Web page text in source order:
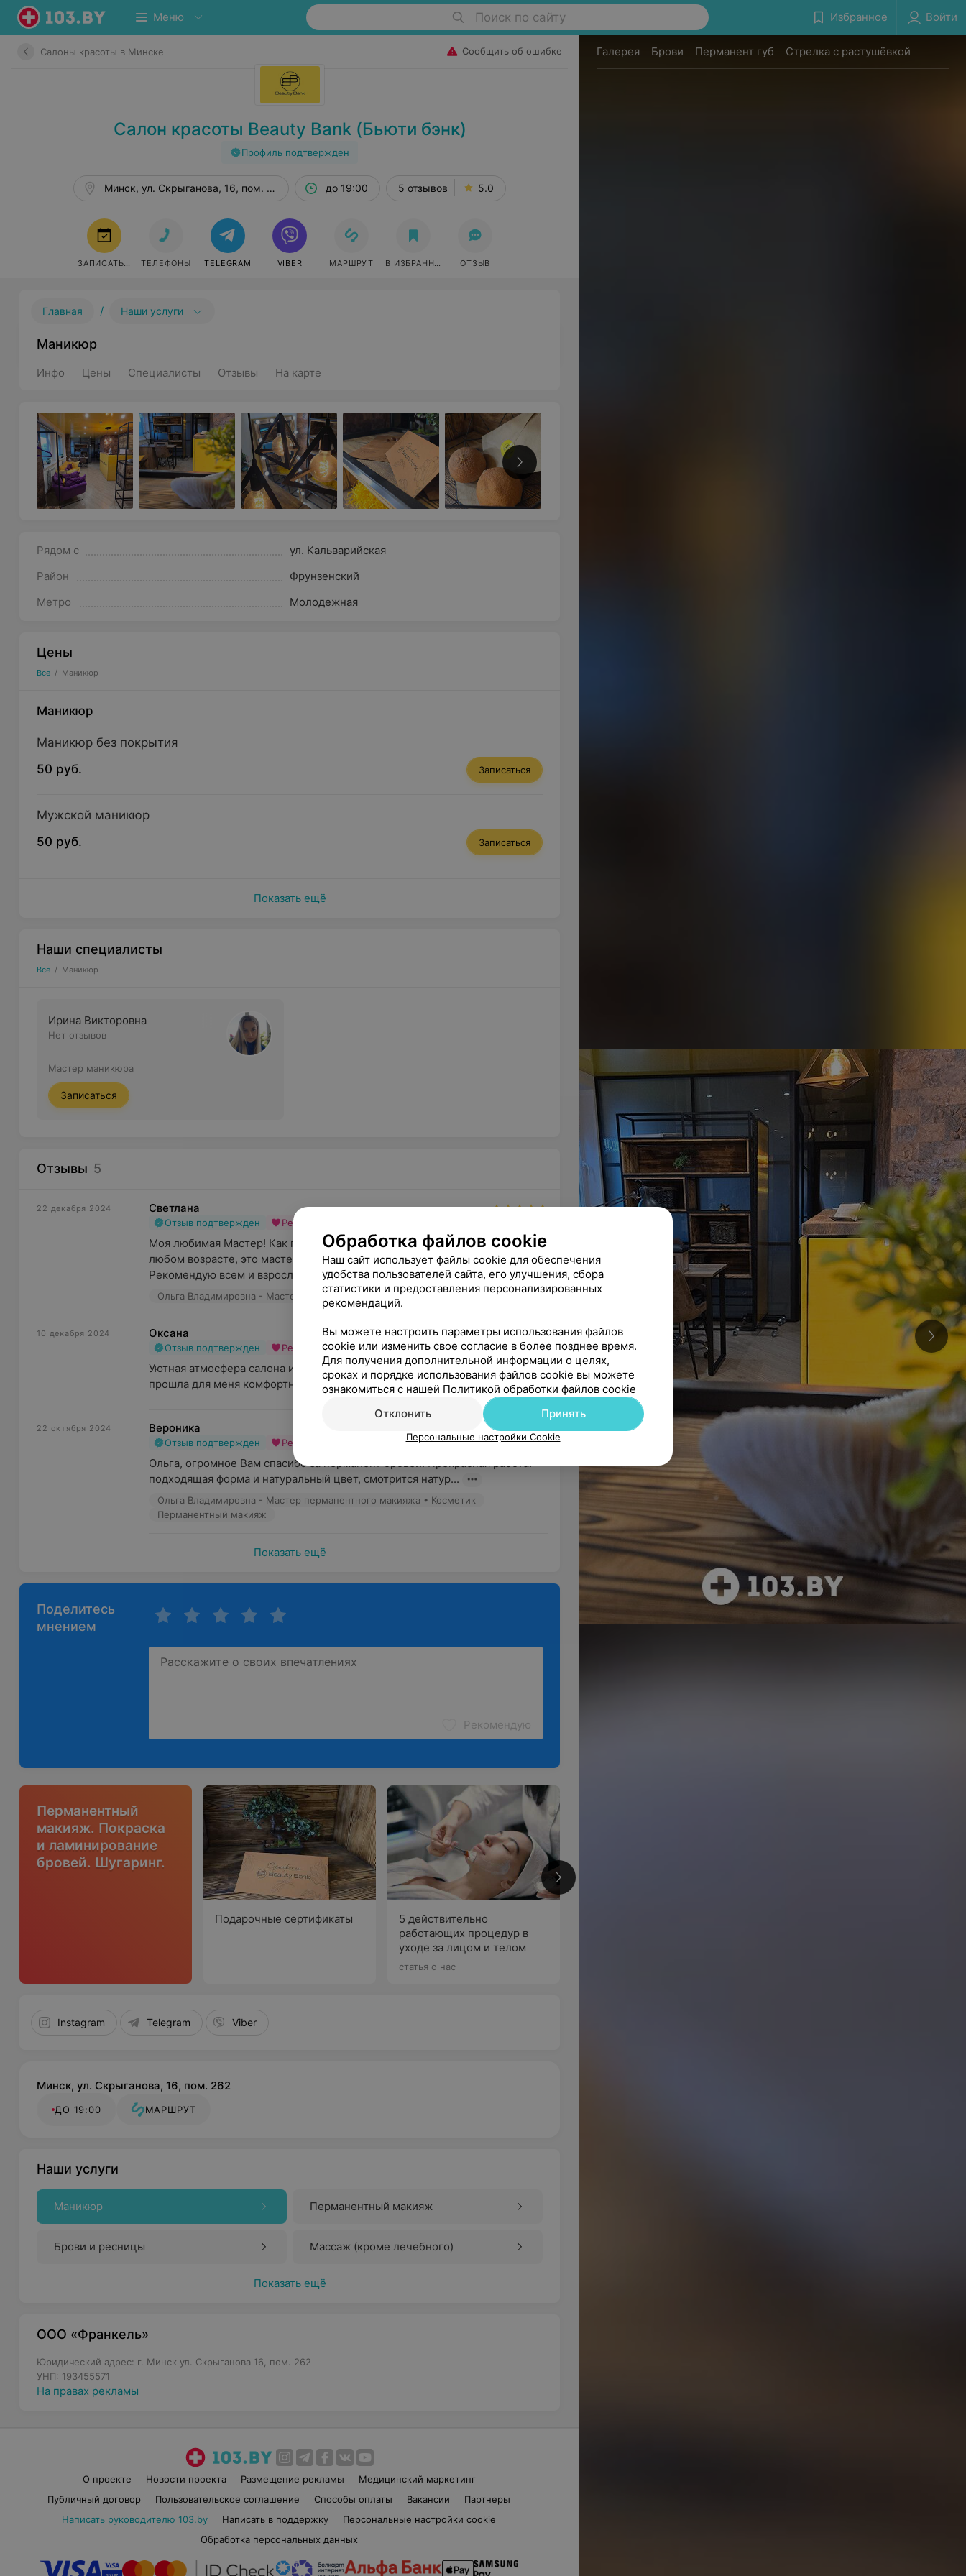
Меню Поиск по сайту Избранное Войти
Салоны красоты в Минске Сообщить об ошибке
Салон красоты Beauty Bank (Бьюти бэнк)
Профиль подтвержден
Минск, ул. Скрыганова, 16, пом. 262 до 19:00 5 отзывов 5.0
ЗАПИСАТЬСЯ ТЕЛЕФОНЫ TELEGRAM VIBER МАРШРУТ В ИЗБРАННОЕ ОТЗЫВ
Главная / Наши услуги
Маникюр
Инфо Цены Специалисты Отзывы На карте
Рядом с
ул. Кальварийская
Район
Фрунзенский
Метро
Молодежная
Цены
Все / Маникюр
Маникюр
Маникюр без покрытия
50 руб.
Записаться
Мужской маникюр
50 руб.
Записаться
Показать ещё
Наши специалисты
Все / Маникюр
Ирина Викторовна
Нет отзывов
Мастер маникюра
Записаться
Отзывы 5
22 декабря 2024 Светлана
Отзыв подтвержден Рекомендую
Моя любимая Мастер! Как приятно делаешь ты красивой женщину в
любом возрасте, это мастерство!
Рекомендую всем и взрослым...
Ольга Владимировна - Мастер перманентного макияжа • Косметик
10 декабря 2024 Оксана
Отзыв подтвержден Рекомендую
Уютная атмосфера салона и приятная в общении мастер. Процедура
прошла для меня комфортно,быстро и безболезненно. Я нашла...
22 октября 2024 Вероника
Отзыв подтвержден Рекомендую
Ольга, огромное Вам спасибо за перманент бровей. Прекрасная работа:
подходящая форма и натуральный цвет, смотрится натур...
Ольга Владимировна - Мастер перманентного макияжа • Косметик
Перманентный макияж
Показать ещё
Поделитесь
мнением
Рекомендую
Перманентный
макияж. Покраска
и ламинирование
бровей. Шугаринг.
Подарочные сертификаты
5 действительно
работающих процедур в
уходе за лицом и телом
статья о нас
Instagram Telegram Viber
Минск, ул. Скрыганова, 16, пом. 262
ДО 19:00 МАРШРУТ
Наши услуги
Маникюр Перманентный макияж
Брови и ресницы Массаж (кроме лечебного)
Показать ещё
ООО «Франкель»
Юридический адрес: г. Минск ул. Скрыганова 16, пом. 262
УНП: 193455571
На правах рекламы
О проекте Новости проекта Размещение рекламы
Медицинский маркетинг
Публичный договор
Пользовательское соглашение Способы оплаты Вакансии
Партнеры
Написать руководителю 103.by
Написать в поддержку
Персональные настройки cookie
Обработка персональных данных
Галерея Брови Перманент губ Стрелка с растушёвкой
Обработка файлов cookie
Наш сайт использует файлы cookie для обеспечения
удобства пользователей сайта, его улучшения, сбора
статистики и предоставления персонализированных
рекомендаций.
Вы можете настроить параметры использования файлов
cookie или изменить свое согласие в более позднее время.
Для получения дополнительной информации о целях,
сроках и порядке использования файлов cookie вы можете
ознакомиться с нашей Политикой обработки файлов cookie
Отклонить
Принять
Персональные настройки Cookie